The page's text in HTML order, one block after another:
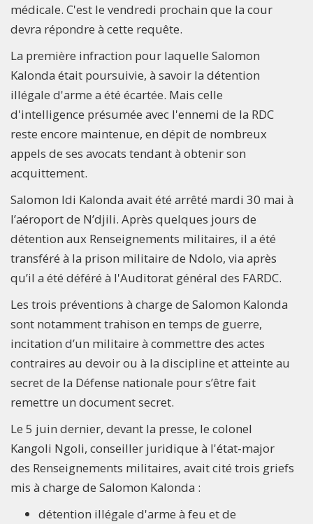
médicale. C'est le vendredi prochain que la cour
devra répondre à cette requête.
La première infraction pour laquelle Salomon
Kalonda était poursuivie, à savoir la détention
illégale d'arme a été écartée. Mais celle
d'intelligence présumée avec l'ennemi de la RDC
reste encore maintenue, en dépit de nombreux
appels de ses avocats tendant à obtenir son
acquittement.
Salomon Idi Kalonda avait été arrêté mardi 30 mai à
l’aéroport de N’djili. Après quelques jours de
détention aux Renseignements militaires, il a été
transféré à la prison militaire de Ndolo, via après
qu’il a été déféré à l'Auditorat général des FARDC.
Les trois préventions à charge de Salomon Kalonda
sont notamment trahison en temps de guerre,
incitation d’un militaire à commettre des actes
contraires au devoir ou à la discipline et atteinte au
secret de la Défense nationale pour s’être fait
remettre un document secret.
Le 5 juin dernier, devant la presse, le colonel
Kangoli Ngoli, conseiller juridique à l'état-major
des Renseignements militaires, avait cité trois griefs
mis à charge de Salomon Kalonda :
détention illégale d'arme à feu et de